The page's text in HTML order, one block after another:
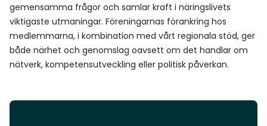
gemensamma frågor och samlar kraft i näringslivets
viktigaste utmaningar. Föreningarnas förankring hos
medlemmarna, i kombination med vårt regionala stöd, ger
både närhet och genomslag oavsett om det handlar om
nätverk, kompetensutveckling eller politisk påverkan.